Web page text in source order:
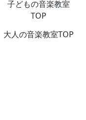
子どもの音楽教室
TOP
大人の音楽教室TOP